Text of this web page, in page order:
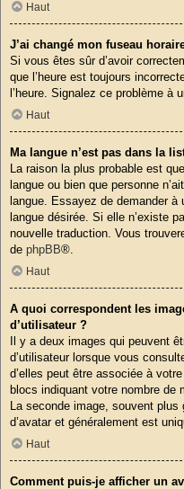
Haut
J’ai changé mon fuseau
Si vous êtes sûr d’avoir
que l’heure est toujours
l’heure. Signalez ce problème à
Haut
Ma langue n’est pas dans la
La raison la plus probable est
langue ou bien que personne
langue. Essayez de demander à
langue désirée. Si elle n’existe
nouvelle traduction. Vous
de phpBB®.
Haut
A quoi correspondent les
d’utilisateur ?
Il y a deux images qui peuvent
d’utilisateur lorsque vous
d’elles peut être associée à
blocs indiquant votre nombre
La seconde image, souvent
d’avatar et généralement est
Haut
Comment puis-je afficher un